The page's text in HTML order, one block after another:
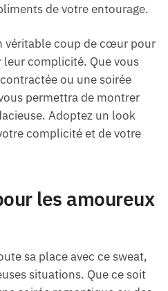
de votre entourage.
véritable coup de cœur pour
complicité. Que vous
ou une soirée
permettra de montrer
Adoptez un look
complicité et de votre
les amoureux
sa place avec ce sweat,
situations. Que ce soit